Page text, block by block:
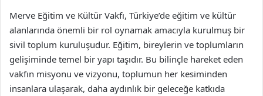
Merve Eğitim ve Kültür Vakfı, Türkiye’de eğitim ve kültür
alanlarında önemli bir rol oynamak amacıyla kurulmuş bir
sivil toplum kuruluşudur. Eğitim, bireylerin ve toplumların
gelişiminde temel bir yapı taşıdır. Bu bilinçle hareket eden
vakfın misyonu ve vizyonu, toplumun her kesiminden
insanlara ulaşarak, daha aydınlık bir geleceğe katkıda